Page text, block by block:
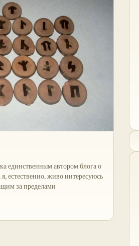
единственным автором блога о
естественно, живо интересуюсь
за пределами